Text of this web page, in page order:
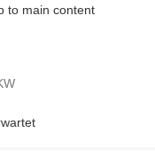
to main content